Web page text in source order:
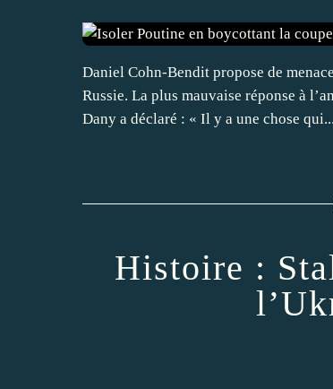
Daniel Cohn-Bendit propose de
Russie. La plus mauvaise réponse à
Dany a déclaré : « Il y a une chose qui...
Histoire :